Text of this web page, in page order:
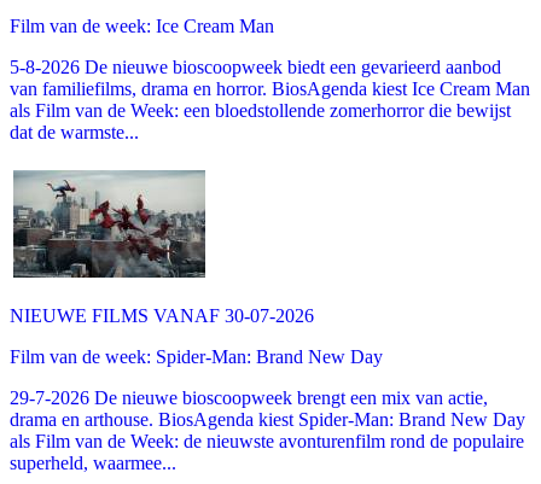
Film van de week: Ice Cream Man
5-8-2026 De nieuwe bioscoopweek biedt een gevarieerd aanbod
van familiefilms, drama en horror. BiosAgenda kiest Ice Cream Man
als Film van de Week: een bloedstollende zomerhorror die bewijst
dat de warmste...
NIEUWE FILMS VANAF 30-07-2026
Film van de week: Spider-Man: Brand New Day
29-7-2026 De nieuwe bioscoopweek brengt een mix van actie,
drama en arthouse. BiosAgenda kiest Spider-Man: Brand New Day
als Film van de Week: de nieuwste avonturenfilm rond de populaire
superheld, waarmee...